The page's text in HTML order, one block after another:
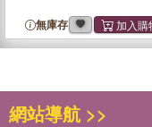
無庫存
網站導航 >>